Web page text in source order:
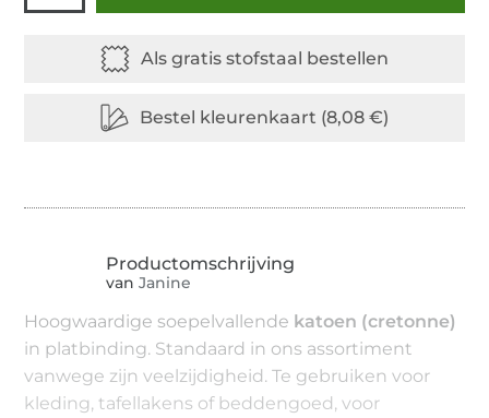
van Janine
Hoogwaardige soepelvallende katoen (cretonne)
in platbinding. Standaard in ons assortiment
vanwege zijn veelzijdigheid. Te gebruiken voor
kleding, tafellakens of beddengoed, voor